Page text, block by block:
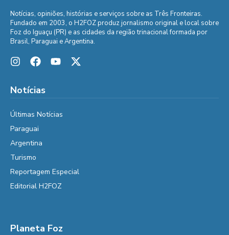
Notícias, opiniões, histórias e serviços sobre as Três Fronteiras.
Fundado em 2003, o H2FOZ produz jornalismo original e local sobre
Foz do Iguaçu (PR) e as cidades da região trinacional formada por
Brasil, Paraguai e Argentina.
Notícias
Últimas Notícias
Paraguai
Argentina
Turismo
Reportagem Especial
Editorial H2FOZ
Planeta Foz